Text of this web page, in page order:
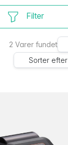
Filter
2Varer fundet
Sorter efter